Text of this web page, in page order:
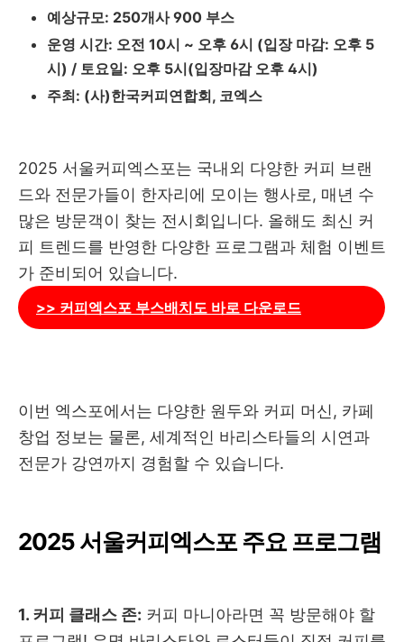
예상규모: 250개사 900 부스
운영 시간: 오전 10시 ~ 오후 6시 (입장 마감: 오후 5
시) / 토요일: 오후 5시(입장마감 오후 4시)
주최: (사)한국커피연합회, 코엑스
2025 서울커피엑스포는 국내외 다양한 커피 브랜
드와 전문가들이 한자리에 모이는 행사로, 매년 수
많은 방문객이 찾는 전시회입니다. 올해도 최신 커
피 트렌드를 반영한 다양한 프로그램과 체험 이벤트
가 준비되어 있습니다.
>> 커피엑스포 부스배치도 바로 다운로드
이번 엑스포에서는 다양한 원두와 커피 머신, 카페
창업 정보는 물론, 세계적인 바리스타들의 시연과
전문가 강연까지 경험할 수 있습니다.
2025 서울커피엑스포 주요 프로그램
1. 커피 클래스 존: 커피 마니아라면 꼭 방문해야 할